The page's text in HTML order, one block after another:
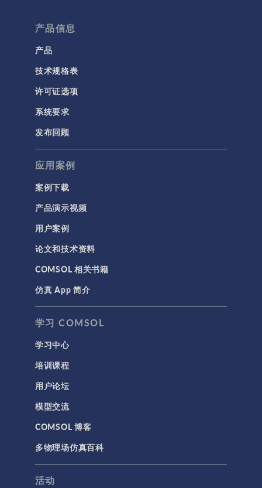
产品信息
产品
技术规格表
许可证选项
系统要求
发布回顾
应用案例
案例下载
产品演示视频
用户案例
论文和技术资料
COMSOL 相关书籍
仿真 App 简介
学习 COMSOL
学习中心
培训课程
用户论坛
模型交流
COMSOL 博客
多物理场仿真百科
活动